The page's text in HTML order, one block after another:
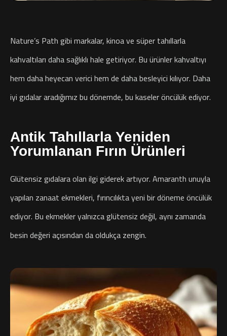
Nature’s Path gibi markalar, kinoa ve süper tahıllarla
kahvaltıları daha sağlıklı hale getiriyor. Bu ürünler kahvaltıyı
hem daha heyecan verici hem de daha besleyici kılıyor. Daha
iyi gıdalar aradığımız bu dönemde, bu kaseler öncülük ediyor.
Antik Tahıllarla Yeniden
Yorumlanan Fırın Ürünleri
Glütensiz gıdalara olan ilgi giderek artıyor. Amaranth unuyla
yapılan zanaat ekmekleri, fırıncılıkta yeni bir döneme öncülük
ediyor. Bu ekmekler yalnızca glütensiz değil, aynı zamanda
besin değeri açısından da oldukça zengin.